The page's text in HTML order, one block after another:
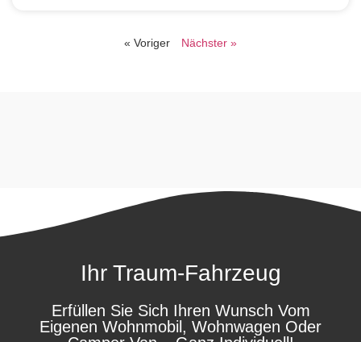
« Voriger Nächster »
Ihr Traum-Fahrzeug
Erfüllen Sie Sich Ihren Wunsch Vom
Eigenen Wohnmobil, Wohnwagen Oder